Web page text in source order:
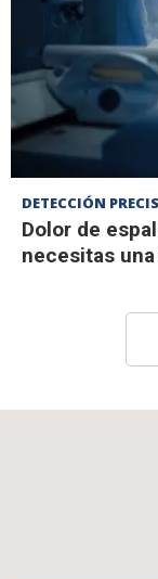
DETECCIÓN
Dolor de
necesitas